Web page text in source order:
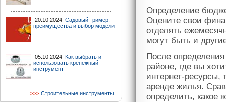
20.10.2024 Садовый тример:
преимущества и выбор модели
05.10.2024 Как выбрать и
использовать крепежный
инструмент
Строительные инструменты
Определение
Оцените свои
отделять
могут быть и
После
районе, где вы
интернет-ресурсы,
аренде жилья.
определить, какое